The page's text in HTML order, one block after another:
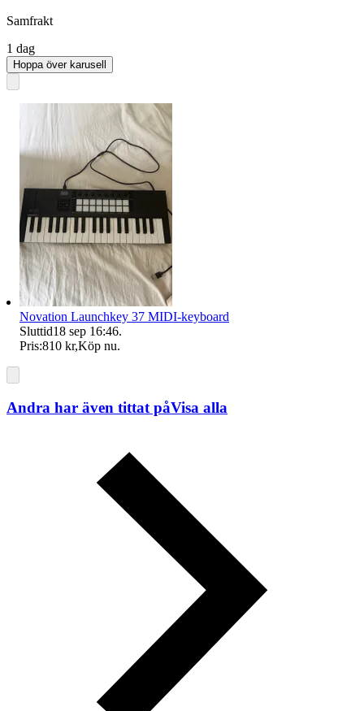
Samfrakt
1 dag
Hoppa över karusell
Novation Launchkey 37 MIDI-keyboard
Sluttid18 sep 16:46.
Pris:810 kr,Köp nu.
Andra har även tittat påVisa alla